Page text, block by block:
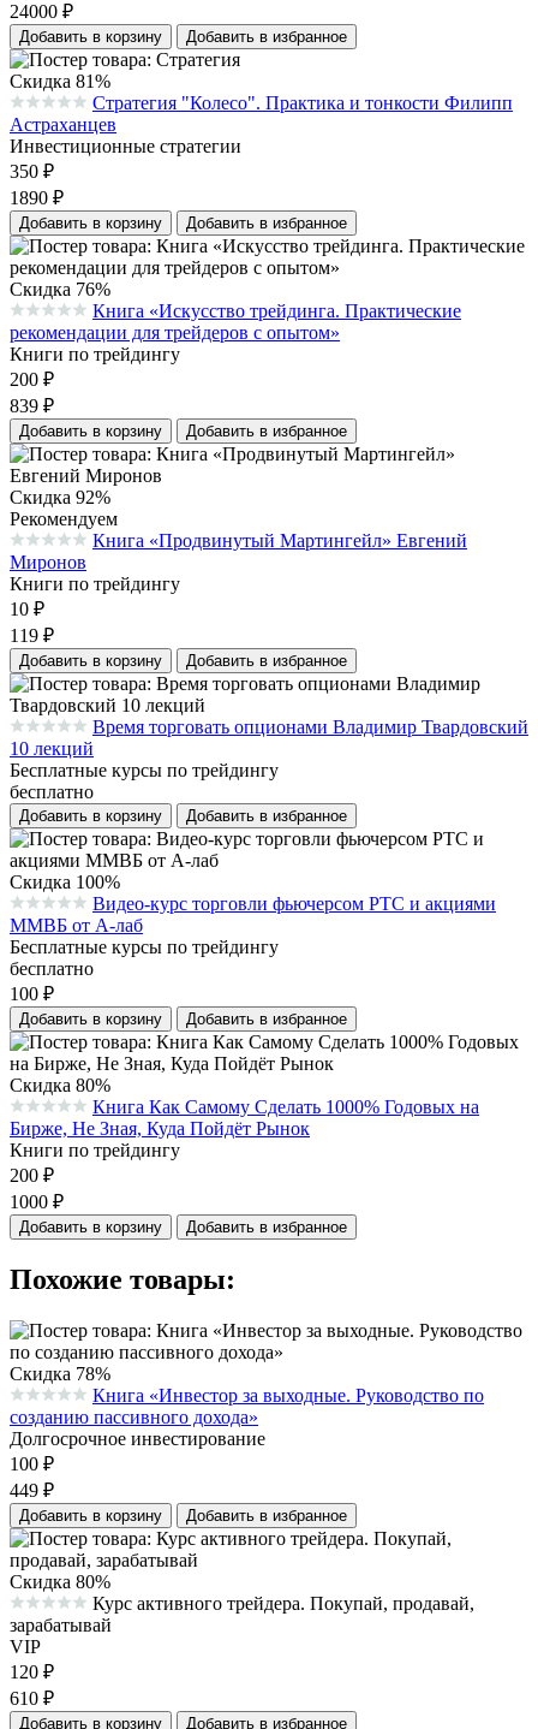
24000 ₽
Добавить в корзину Добавить в избранное
Скидка 81%
Средняя оценка 0.0 из 5 на основании 0 голосов
Стратегия "Колесо". Практика и тонкости Филипп
Астраханцев
Инвестиционные стратегии
350 ₽
1890 ₽
Добавить в корзину Добавить в избранное
Скидка 76%
Средняя оценка 0.0 из 5 на основании 0 голосов
Книга «Искусство трейдинга. Практические
рекомендации для трейдеров с опытом»
Книги по трейдингу
200 ₽
839 ₽
Добавить в корзину Добавить в избранное
Скидка 92%
Рекомендуем
Средняя оценка 0.0 из 5 на основании 0 голосов
Книга «Продвинутый Мартингейл» Евгений
Миронов
Книги по трейдингу
10 ₽
119 ₽
Добавить в корзину Добавить в избранное
Средняя оценка 0.0 из 5 на основании 0 голосов
Время торговать опционами Владимир Твардовский
10 лекций
Бесплатные курсы по трейдингу
бесплатно
Добавить в корзину Добавить в избранное
Скидка 100%
Средняя оценка 0.0 из 5 на основании 0 голосов
Видео-курс торговли фьючерсом РТС и акциями
ММВБ от А-лаб
Бесплатные курсы по трейдингу
бесплатно
100 ₽
Добавить в корзину Добавить в избранное
Скидка 80%
Средняя оценка 0.0 из 5 на основании 0 голосов
Книга Как Самому Сделать 1000% Годовых на
Бирже, Не Зная, Куда Пойдёт Рынок
Книги по трейдингу
200 ₽
1000 ₽
Добавить в корзину Добавить в избранное
Похожие товары:
Скидка 78%
Средняя оценка 0.0 из 5 на основании 0 голосов
Книга «Инвестор за выходные. Руководство по
созданию пассивного дохода»
Долгосрочное инвестирование
100 ₽
449 ₽
Добавить в корзину Добавить в избранное
Скидка 80%
Средняя оценка 0.0 из 5 на основании 0 голосов
Курс активного трейдера. Покупай, продавай,
зарабатывай
VIP
120 ₽
610 ₽
Добавить в корзину Добавить в избранное